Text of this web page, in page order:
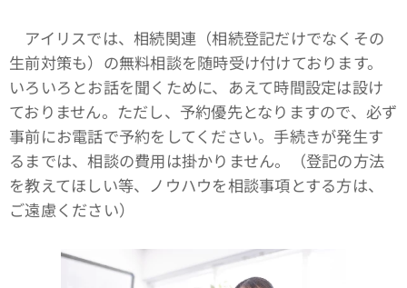
アイリスでは、相続関連（相続登記だけでなくその
生前対策も）の無料相談を随時受け付けております。
いろいろとお話を聞くために、あえて時間設定は設け
ておりません。ただし、予約優先となりますので、必ず
事前にお電話で予約をしてください。手続きが発生す
るまでは、相談の費用は掛かりません。（登記の方法
を教えてほしい等、ノウハウを相談事項とする方は、
ご遠慮ください）